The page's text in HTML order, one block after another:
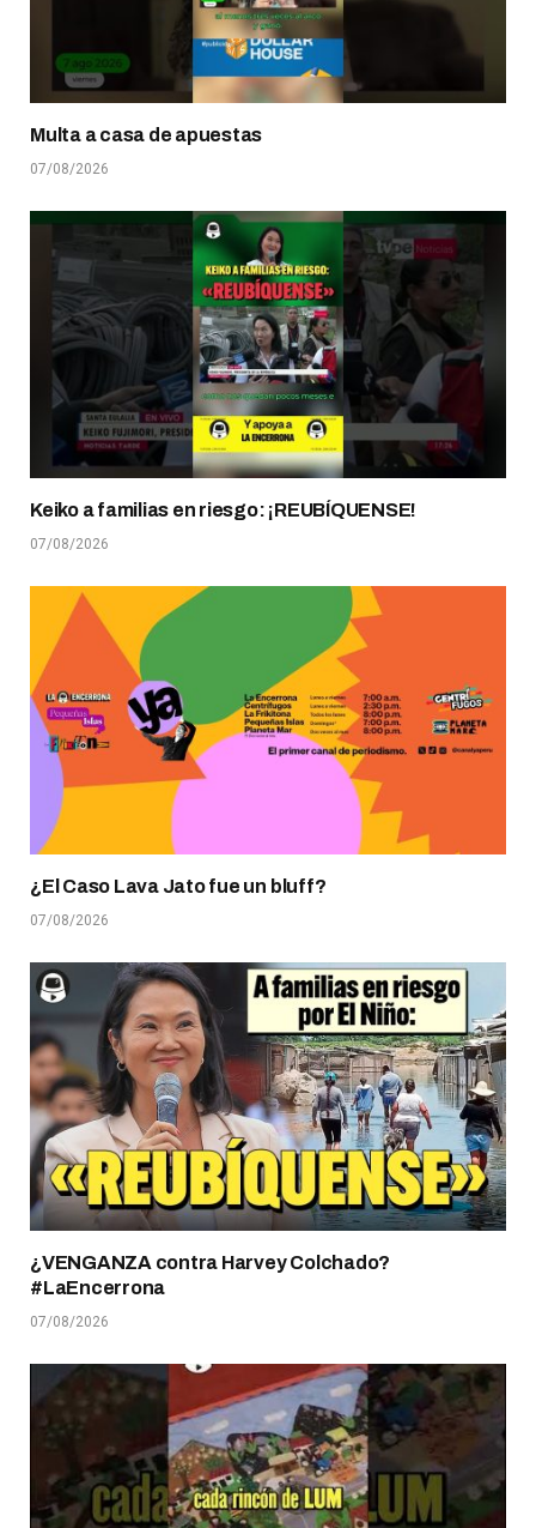
Multa a casa de apuestas
07/08/2026
Keiko a familias en riesgo: ¡REUBÍQUENSE!
07/08/2026
¿El Caso Lava Jato fue un bluff?
07/08/2026
¿VENGANZA contra Harvey Colchado?
#LaEncerrona
07/08/2026